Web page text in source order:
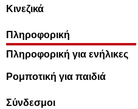
Κινεζικά
Πληροφορική
Πληροφορική για ενήλικες
Ρομποτική για παιδιά
Σύνδεσμοι